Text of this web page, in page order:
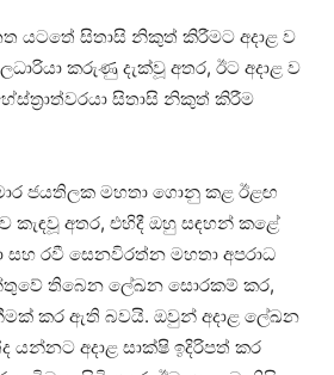
යටතේ සිතාසි නිකුත් කිරීමට අදාළ ව
කරුණු දැක්වූ අතර, ඊට අදාළ ව
සිතාසි නිකුත් කිරීම
ජයතිලක මහතා ගොනු කළ ඊළඟ
කැඳවූ අතර, එහිදී ඔහු සඳහන් කළේ
සහ රවී සෙනවිරත්න මහතා අපරාධ
තිබෙන ලේඛන සොරකම් කර,
කර ඇති බවයි. ඔවුන් අදාළ ලේඛන
අදාළ සාක්ෂි ඉදිරිපත් කර